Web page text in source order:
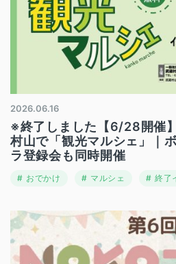
2026.06.16
※終了しました【6/28開催
村山で「観光マルシェ」｜
ラ登録会も同時開催
おでかけ マルシェ 終了